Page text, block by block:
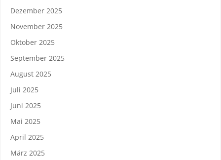
Dezember 2025
November 2025
Oktober 2025
September 2025
August 2025
Juli 2025
Juni 2025
Mai 2025
April 2025
März 2025